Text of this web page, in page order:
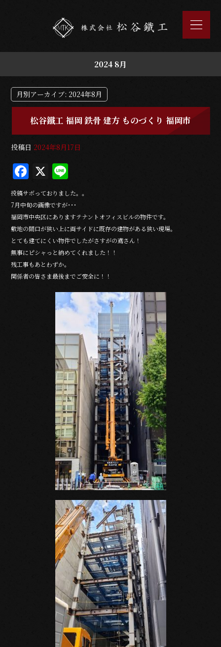
2024 8月
月別アーカイブ: 2024年8月
松谷鐵工 福岡 鉄骨 建方 ものづくり 福岡市
投稿日 2024年8月17日
F
a
c
e
b
o
o
k
X
n
e
投稿サボっておりました。。
7月中旬の画像ですが･･･
福岡市中央区にありますテナントオフィスビルの物件です。
敷地の間口が狭い上に両サイドに既存の建物がある狭い現場。
とても建てにくい物件でしたがさすがの鳶さん！
無事にピシャっと納めてくれました！！
残工事もあとわずか。
関係者の皆さま最後までご安全に！！